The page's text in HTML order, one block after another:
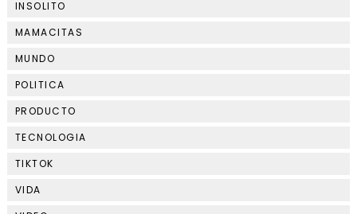
INSOLITO
MAMACITAS
MUNDO
POLITICA
PRODUCTO
TECNOLOGIA
TIKTOK
VIDA